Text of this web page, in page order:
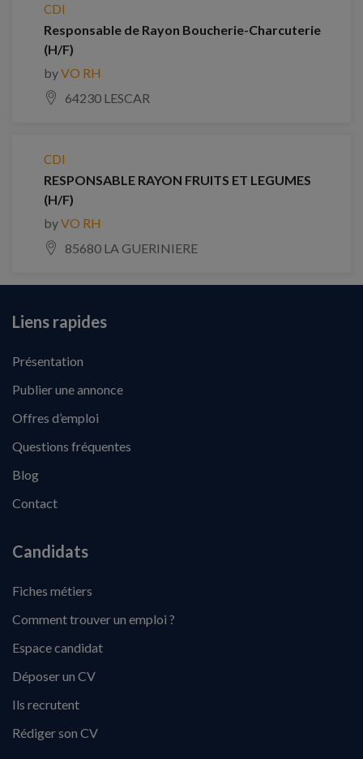
CDI
Responsable de Rayon Boucherie-Charcuterie
(H/F)
byVO RH
64230 LESCAR
CDI
RESPONSABLE RAYON FRUITS ET LEGUMES
(H/F)
byVO RH
85680 LA GUERINIERE
Liens rapides
Présentation
Publier une annonce
Offres d’emploi
Questions fréquentes
Blog
Contact
Candidats
Fiches métiers
Comment trouver un emploi ?
Espace candidat
Déposer un CV
Ils recrutent
Rédiger son CV